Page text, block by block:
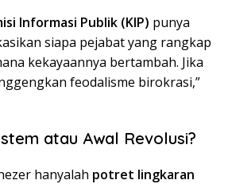
Informasi Publik (KIP) punya
siapa pejabat yang rangkap
kekayaannya bertambah. Jika
feodalisme birokrasi,”
atau Awal Revolusi?
hanyalah potret lingkaran